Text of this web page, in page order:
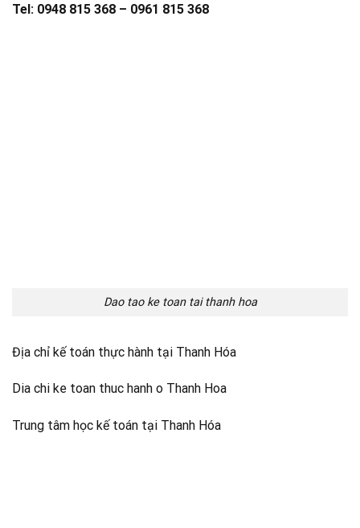
Tel: 0948 815 368 – 0961 815 368
Dao tao ke toan tai thanh hoa
Địa chỉ kế toán thực hành tại Thanh Hóa
Dia chi ke toan thuc hanh o Thanh Hoa
Trung tâm học kế toán tại Thanh Hóa